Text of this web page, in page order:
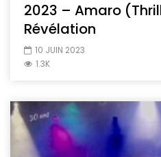
2023 – Amaro
Révélation
10 JUIN 2023
1.3K